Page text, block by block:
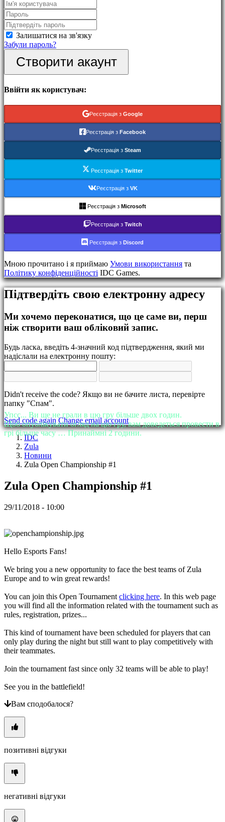
Події
Hовини
Медіа
Інструкція
Форум
IDC
Gifts
IDC
Plays
Підтримка
FAQ
Акаунт
Увійти
EL
EN
ES
FI
FR
IT
JA
NL
NO
PL
PT
RO
RU
SR
TH
TR
UK
Гра
Гра
Події
Медіа
Форум
Залишатися на зв'язку
Забули пароль?
Створити акаунт
Ввійти як користувач:
Реєстрація з Google
Реєстрація з Facebook
Реєстрація з Steam
Реєстрація зTwitter
Реєстрація з VK
Реєстрація з Microsoft
Реєстрація з Twitch
Реєстрація з Discord
Мною прочитано і я приймаю Умови використання та
Політику конфіденційності IDC Games.
Підтвердіть свою електронну адресу
Ми хочемо переконатися, що це саме ви, перш
ніж створити ваш обліковий запис.
Будь ласка, введіть 4-значний код підтвердження, який ми
надіслали на електронну пошту:
Didn't receive the code? Якщо ви не бачите листа, перевірте
папку "Спам".
Send code again Change email account
IDC
Zula
Hовини
Zula Open Championship #1
Zula Open Championship #1
29/11/2018 - 10:00
Hello Esports Fans!
We bring you a new opportunity to face the best teams of Zula
Europe and to win great rewards!
You can join this Open Tournament clicking here. In this web page
you will find all the information related with the tournament such as
rules, registration, prizes...
This kind of tournament have been scheduled for players that can
only play during the night but still want to play competitively with
their teammates.
Join the tournament fast since only 32 teams will be able to play!
See you in the battlefield!
Вам сподобалося?
позитивні відгуки
негативні відгуки
Упсс... Ви ще не грали в цю гру більше двох годин.
Щоб опублікувати огляд на цю гру, вам доведеться провести в
грі більше часу … Принаймні 2 години.